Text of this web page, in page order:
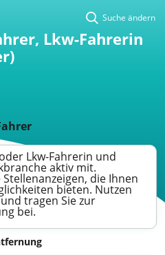
Suche ändern
Lkw-Fahrerin
Lkw-Fahrerin und
aktiv mit.
die Ihnen
bieten. Nutzen
tragen Sie zur
bei.